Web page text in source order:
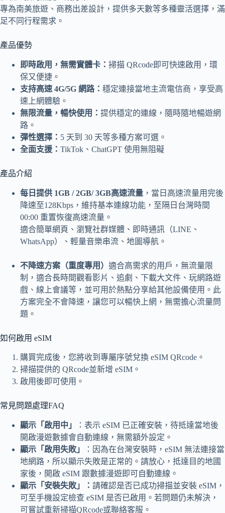
專為南美旅遊、商務出差設計，提供多天數等多種靈活選擇，滿
足不同行程需求。
產品優勢
即時啟用，無需實體卡： 掃描 QRcode即可快速啟用，環
保又便捷。
支持高速 4G/5G 網路： 穩定連接當地主流電信商，享受高
速上網體驗。
無限流量，暢快使用： 提供穩定的連線，隨時隨地暢遊網
路。
彈性選擇： 5 天到 30 天等多種方案可選。
全面支援： TikTok、ChatGPT 使用無阻礙
產品介紹
每日提供 1GB / 2GB/ 3GB高速流量 ，當日高速流量用完後
降速至128Kbps，維持基本連線功能，至隔日台灣時間
00:00 重置恢復高速流量。
適合簡單網頁、瀏覽社群媒體、即時通訊（LINE、
WhatsApp）、輕量音樂串流、地圖導航。
不降速方案（重度專用） 適合高需求的用戶，無流量限
制，適合長時間觀看影片、追劇、下載大文件、玩網路遊
戲、線上會議等，並可用於熱點分享給其他設備使用。此
方案完全不會降速，讓您可以暢快上網，無需擔心流量問
題。
如何啟用 eSIM
購買完成後，您將收到專屬序號兌換 eSIM QRcode。
掃描提供的 QRcode並新增 eSIM。
啟用後即可使用。
常見問題處理FAQ
顯示「啟用中」
：表示 eSIM 已正確安裝，待抵達當地後
開啟漫遊數據會自動連線，無需額外設定。
顯示「啟用失敗」
：因為在台灣安裝時，eSIM 無法連接當
地網路，所以顯示失敗是正常的。請放心，抵達目的地國
家後，開啟 eSIM 跟數據漫遊即可自動連線。
顯示「安裝失敗」： 請確認是否已成功掃描並安裝 eSIM，
可至手機設定檢查 eSIM 是否已啟用。若問題仍未解決，
可嘗試重新掃描QRcode或聯絡客服。